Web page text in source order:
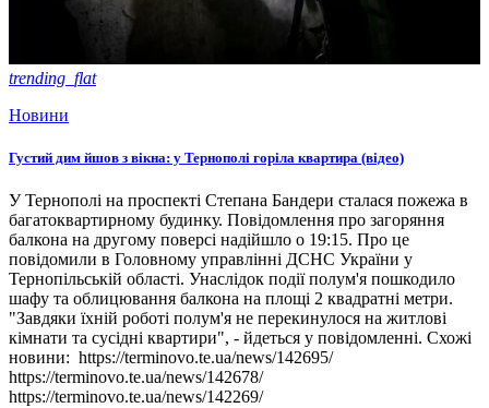
trending_flat
Новини
Густий дим йшов з вікна: у Тернополі горіла квартира (відео)
У Тернополі на проспекті Степана Бандери сталася пожежа в
багатоквартирному будинку. Повідомлення про загоряння
балкона на другому поверсі надійшло о 19:15. Про це
повідомили в Головному управлінні ДСНС України у
Тернопільській області. Унаслідок події полум'я пошкодило
шафу та облицювання балкона на площі 2 квадратні метри.
"Завдяки їхній роботі полум'я не перекинулося на житлові
кімнати та сусідні квартири", - йдеться у повідомленні. Схожі
новини: https://terminovo.te.ua/news/142695/
https://terminovo.te.ua/news/142678/
https://terminovo.te.ua/news/142269/